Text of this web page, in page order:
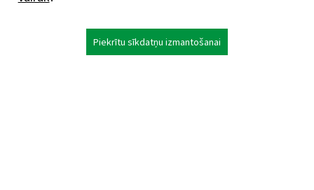
Piekrītu sīkdatņu izmantošanai